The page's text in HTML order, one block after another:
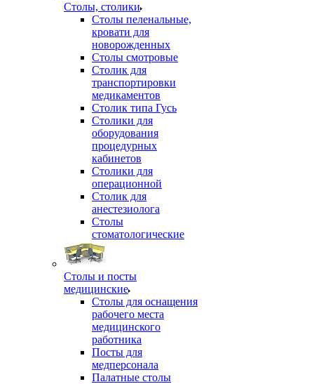
Столы, столики
Столы пеленальные,
кровати для
новорожденных
Столы смотровые
Столик для
транспортировки
медикаментов
Столик типа Гусь
Столики для
оборудования
процедурных
кабинетов
Столики для
операционной
Столик для
анестезиолога
Столы
стоматологические
Столы и посты
медицинские
Столы для оснащения
рабочего места
медицинского
работника
Посты для
медперсонала
Палатные столы